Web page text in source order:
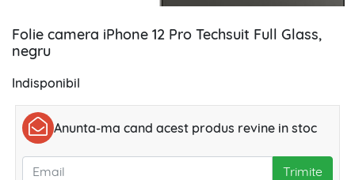
Folie camera iPhone 12 Pro Techsuit Full Glass,
negru
Indisponibil
Anunta-ma cand acest produs revine in stoc
Trimite